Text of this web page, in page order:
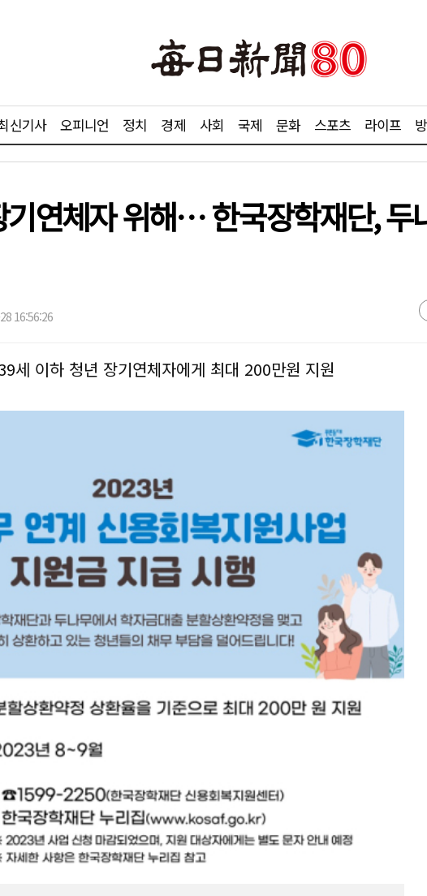
신기사 오피니언 정치 경제 사회 국제 문화 스포츠 라이프
연체자 위해… 한국장학재단, 두
16:56:26
세 이하 청년 장기연체자에게 최대 200만원 지원